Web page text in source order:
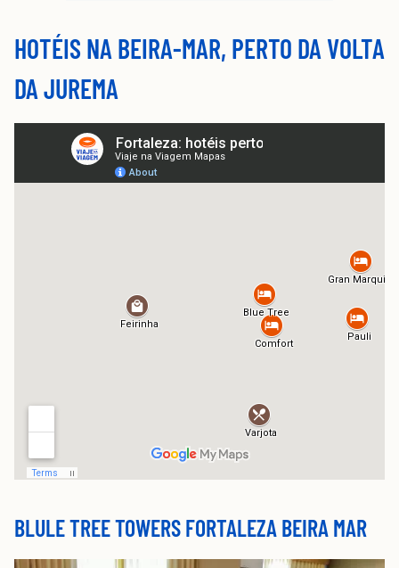
HOTÉIS NA BEIRA-MAR, PERTO DA VOLTA
DA JUREMA
BLULE TREE TOWERS FORTALEZA BEIRA MAR